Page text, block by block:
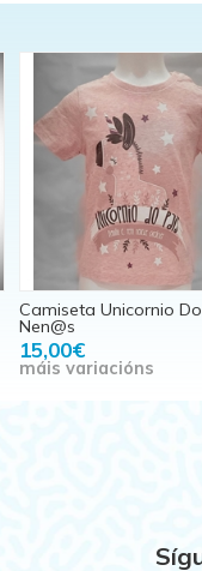
Camiseta Unicornio
Nen@s
15,00€
máis variacións